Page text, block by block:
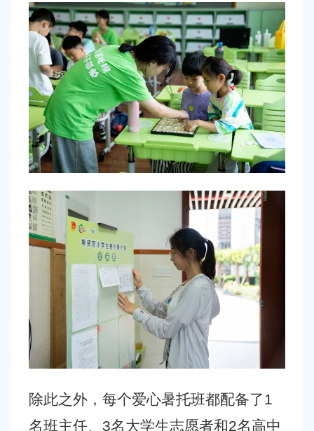
除此之外，每个爱心暑托班都配备了1
名班主任、3名大学生志愿者和2名高中